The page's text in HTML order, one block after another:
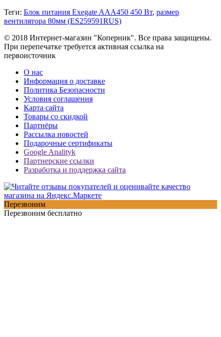
Теги: Блок питания Exegate AAA450 450 Вт, размер
вентилятора 80мм (ES259591RUS)
© 2018 Интернет-магазин "Коперник". Все права защищены.
При перепечатке требуется активная ссылка на
первоисточник
О нас
Информация о доставке
Политика Безопасности
Условия соглашения
Карта сайта
Товары со скидкой
Партнёры
Рассылка новостей
Подарочные сертификаты
Google Analityk
Партнерские ссылки
Разработка и поддержка сайта
Перезвоним
Перезвоним бесплатно